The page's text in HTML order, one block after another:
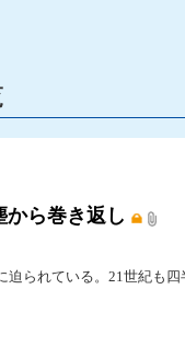
ら巻き返し
られている。21世紀も四